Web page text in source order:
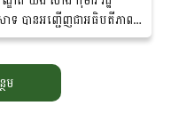
ាទ បាន​អញ្ជើញជាអធិបតីភាពដ៏
នារវាងមន្ត្រីកសិកម្មឃុំ...
ម